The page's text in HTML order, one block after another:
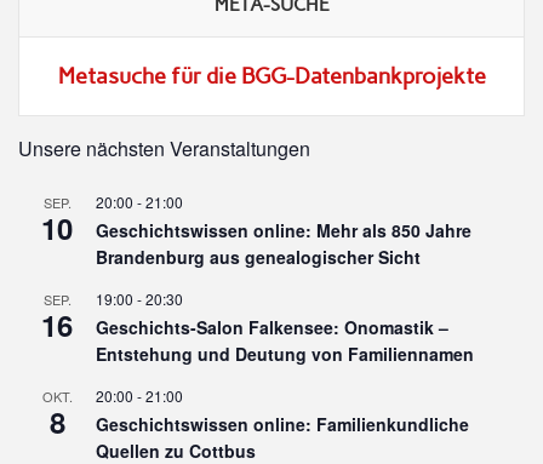
META-SUCHE
Metasuche für die BGG-Datenbankprojekte
Unsere nächsten Veranstaltungen
SEP.
10
20:00 -21:00
Geschichtswissen online: Mehr als 850 Jahre
Brandenburg aus genealogischer Sicht
SEP.
16
19:00 -20:30
Geschichts-Salon Falkensee: Onomastik –
Entstehung und Deutung von Familiennamen
OKT.
8
20:00 -21:00
Geschichtswissen online: Familienkundliche
Quellen zu Cottbus